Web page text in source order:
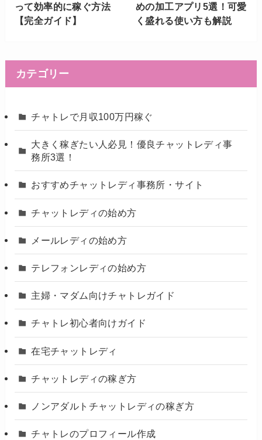
って効率的に稼ぐ方法
【完全ガイド】
めの加工アプリ5選！可愛
く盛れる使い方も解説
カテゴリー
チャトレで月収100万円稼ぐ
大きく稼ぎたい人必見！優良チャットレディ事
務所3選！
おすすめチャットレディ事務所・サイト
チャットレディの始め方
メールレディの始め方
テレフォンレディの始め方
主婦・マダム向けチャトレガイド
チャトレ初心者向けガイド
在宅チャットレディ
チャットレディの稼ぎ方
ノンアダルトチャットレディの稼ぎ方
チャトレのプロフィール作成